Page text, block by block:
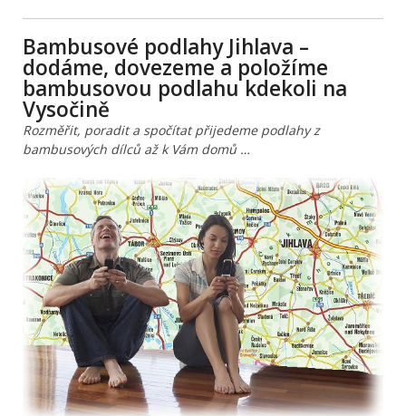
Bambusové podlahy Jihlava –
dodáme, dovezeme a položíme
bambusovou podlahu kdekoli na
Vysočině
Rozměřit, poradit a spočítat přijedeme podlahy z
bambusových dílců až k Vám domů …